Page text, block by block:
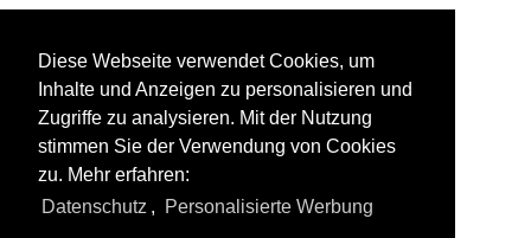
Diese Webseite verwendet Cookies, um
Inhalte und Anzeigen zu personalisieren und
Zugriffe zu analysieren. Mit der Nutzung
stimmen Sie der Verwendung von Cookies
zu. Mehr erfahren:
Datenschutz , Personalisierte Werbung